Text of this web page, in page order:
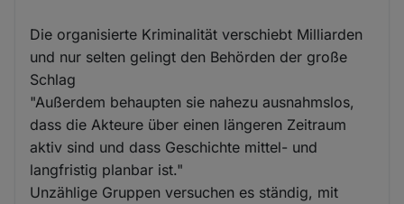
Die organisierte Kriminalität verschiebt Milliarden
und nur selten gelingt den Behörden der große
Schlag
"Außerdem behaupten sie nahezu ausnahmslos,
dass die Akteure über einen längeren Zeitraum
aktiv sind und dass Geschichte mittel- und
langfristig planbar ist."
Unzählige Gruppen versuchen es ständig, mit